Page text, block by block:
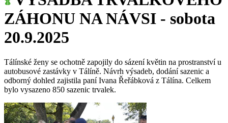
ZÁHONU NA NÁVSI - sobota
20.9.2025
Tálínské ženy se ochotně zapojily do sázení květin na prostranství u
autobusové zastávky v Tálíně. Návrh výsadeb, dodání sazenic a
odborný dohled zajistila paní Ivana Řeřábková z Tálína. Celkem
bylo vysazeno 850 sazenic trvalek.